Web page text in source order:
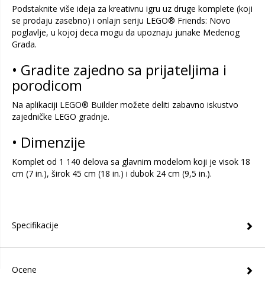
Podstaknite više ideja za kreativnu igru uz druge komplete (koji
se prodaju zasebno) i onlajn seriju LEGO® Friends: Novo
poglavlje, u kojoj deca mogu da upoznaju junake Medenog
Grada.
• Gradite zajedno sa prijateljima i
porodicom
Na aplikaciji LEGO® Builder možete deliti zabavno iskustvo
zajedničke LEGO gradnje.
• Dimenzije
Komplet od 1 140 delova sa glavnim modelom koji je visok 18
cm (7 in.), širok 45 cm (18 in.) i dubok 24 cm (9,5 in.).
Specifikacije
Ocene